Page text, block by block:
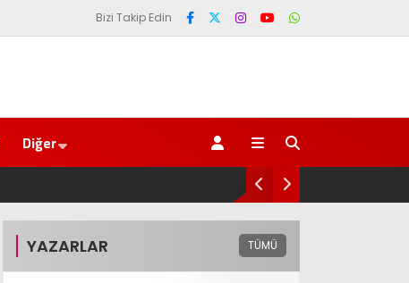
Bizi Takip Edin
Diğer
YAZARLAR TÜMÜ